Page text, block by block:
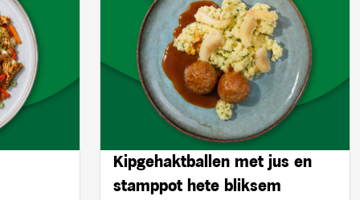
Kipgehaktballen met jus en
stamppot hete bliksem